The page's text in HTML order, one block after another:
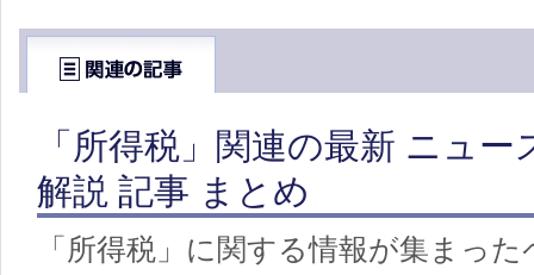
「所得税」関連の最新 ニュ
解説 記事 まとめ
「所得税」に関する情報が集まっ